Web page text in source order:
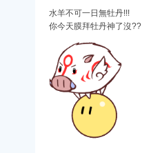
水羊不可一日無牡丹!!!
你今天膜拜牡丹神了沒??